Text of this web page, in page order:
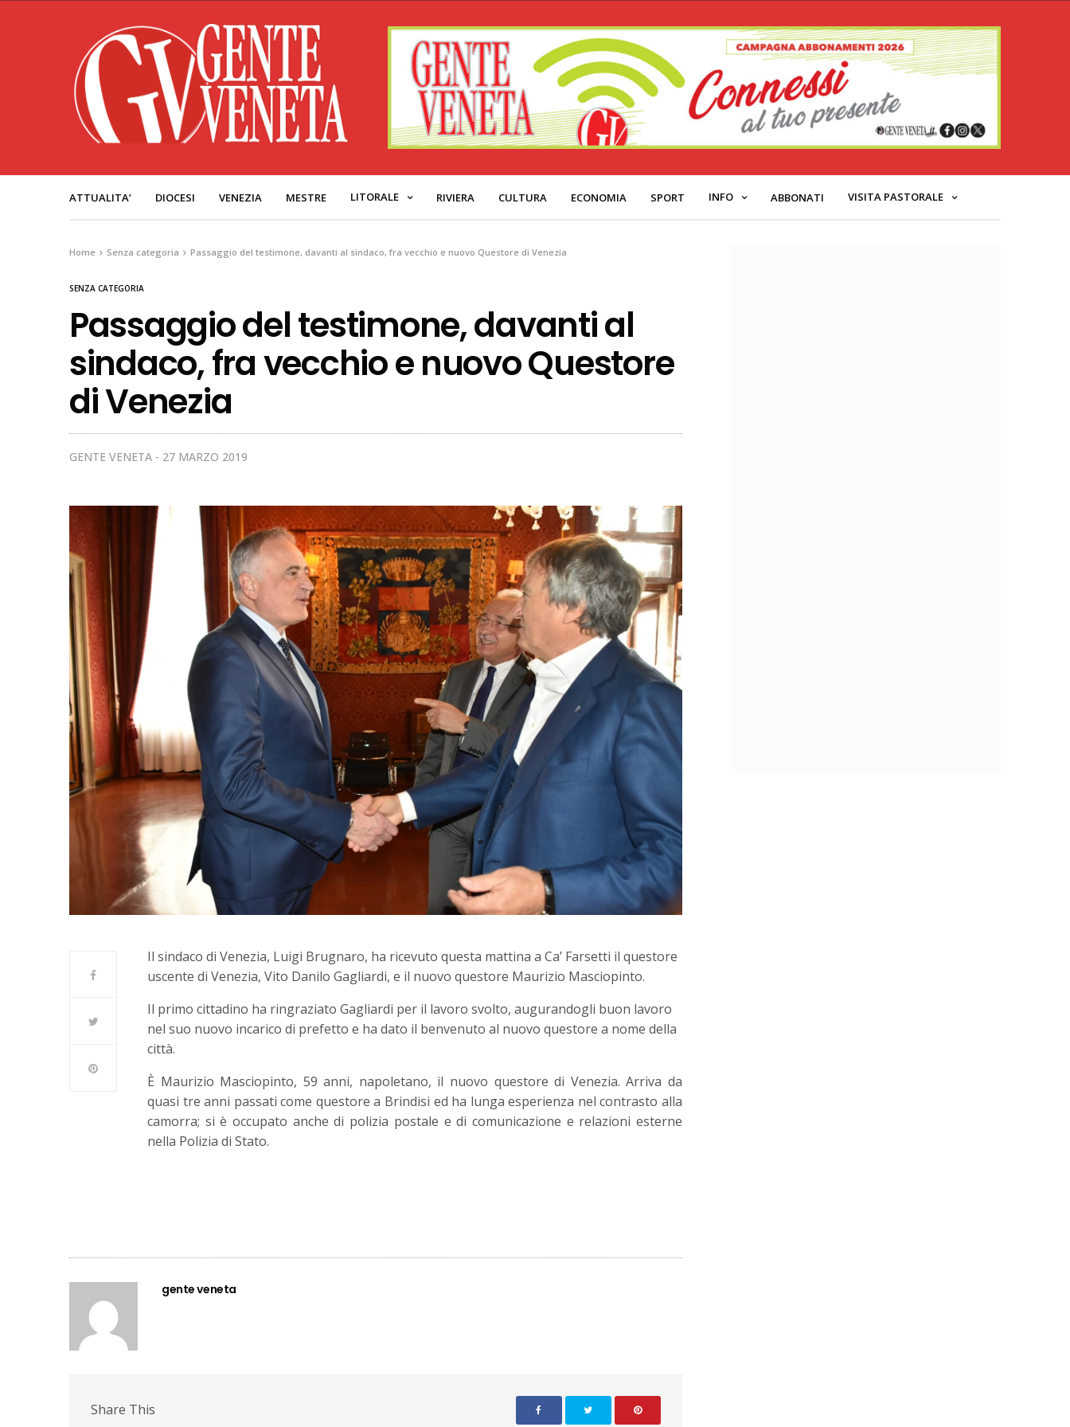
ATTUALITA’ DIOCESI VENEZIA MESTRE LITORALE RIVIERA CULTURA ECONOMIA SPORT INFO ABBONATI VISITA PASTORALE
Home Senza categoria Passaggio del testimone, davanti al sindaco, fra vecchio e nuovo Questore di Venezia
SENZA CATEGORIA
Passaggio del testimone, davanti al
sindaco, fra vecchio e nuovo Questore
di Venezia
GENTE VENETA 27 MARZO 2019
Il sindaco di Venezia, Luigi Brugnaro, ha ricevuto questa mattina a Ca’ Farsetti il questore
uscente di Venezia, Vito Danilo Gagliardi, e il nuovo questore Maurizio Masciopinto.
Il primo cittadino ha ringraziato Gagliardi per il lavoro svolto, augurandogli buon lavoro
nel suo nuovo incarico di prefetto e ha dato il benvenuto al nuovo questore a nome della
città.
È Maurizio Masciopinto, 59 anni, napoletano, il nuovo questore di Venezia. Arriva da
quasi tre anni passati come questore a Brindisi ed ha lunga esperienza nel contrasto alla
camorra; si è occupato anche di polizia postale e di comunicazione e relazioni esterne
nella Polizia di Stato.
gente veneta
Share This